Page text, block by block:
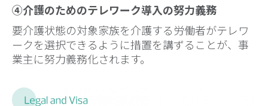
④介護のためのテレワーク導入の努力義務
要介護状態の対象家族を介護する労働者がテレワ
ークを選択できるように措置を講ずることが、事
業主に努力義務化されます。